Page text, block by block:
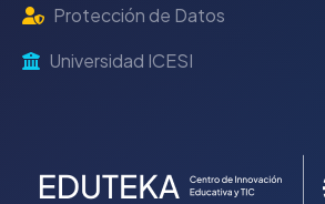
Protección de Datos
Universidad ICESI